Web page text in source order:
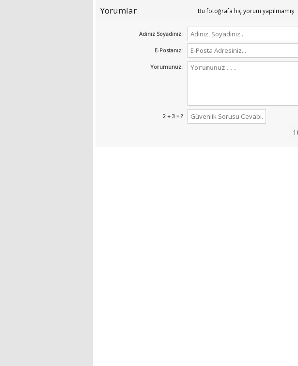
Yorumlar Bu fotoğrafa hiç yorum yapılmamış
Adınız Soyadınız:
E-Postanız:
Yorumunuz:
2 + 3 = ?